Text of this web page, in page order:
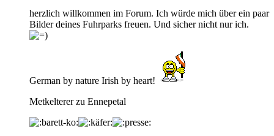
herzlich willkommen im Forum. Ich würde mich über ein paar
Bilder deines Fuhrparks freuen. Und sicher nicht nur ich.
German by nature Irish by heart!
Metkelterer zu Ennepetal